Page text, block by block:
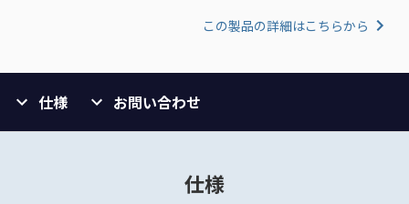
この製品の詳細はこちらから
仕様 お問い合わせ
仕様